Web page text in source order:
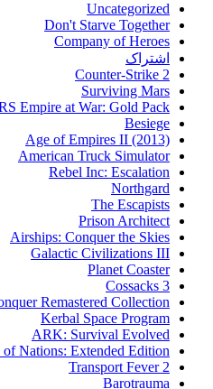
Uncategorized
Don't Starve Together
Company of Heroes
اشتراک
Counter-Strike 2
Surviving Mars
Empire at War: Gold Pack
Besiege
Age of Empires II (2013)
American Truck Simulator
Rebel Inc: Escalation
Northgard
The Escapists
Prison Architect
Airships: Conquer the Skies
Galactic Civilizations III
Planet Coaster
Cossacks 3
Remastered Collection
Kerbal Space Program
ARK: Survival Evolved
of Nations: Extended Edition
Transport Fever 2
Barotrauma